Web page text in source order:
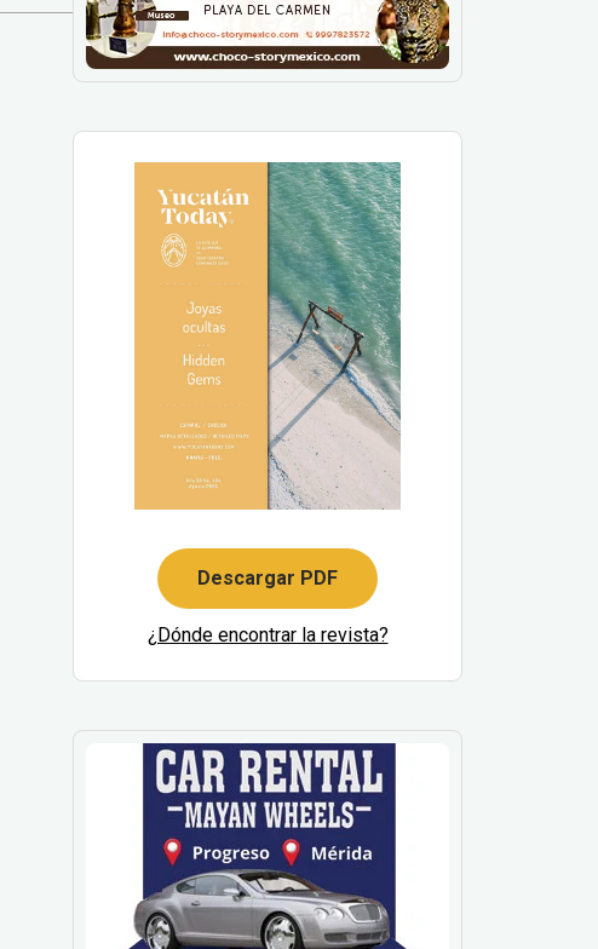
Descargar PDF
¿Dónde encontrar la revista?